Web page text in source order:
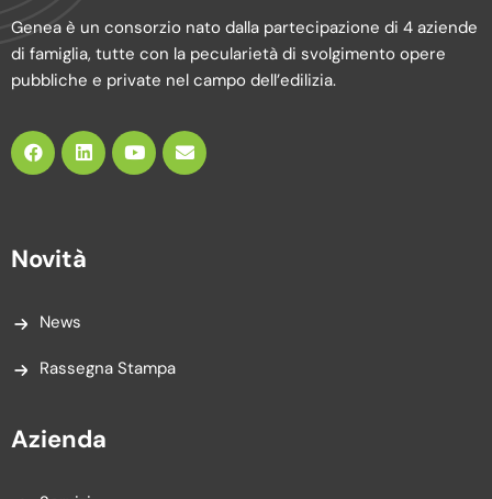
Genea è un consorzio nato dalla partecipazione di 4 aziende
di famiglia, tutte con la pecularietà di svolgimento opere
pubbliche e private nel campo dell’edilizia.
Novità
News
Rassegna Stampa
Azienda